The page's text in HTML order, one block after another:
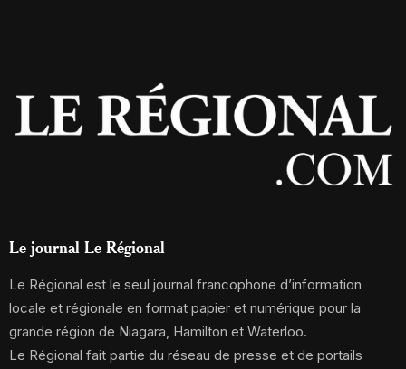
Le journal Le Régional
Le Régional est le seul journal francophone d’information
locale et régionale en format papier et numérique pour la
grande région de Niagara, Hamilton et Waterloo.
Le Régional fait partie du réseau de presse et de portails